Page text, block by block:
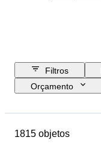
Filtros
Orçamento
Estado
1815 objetos